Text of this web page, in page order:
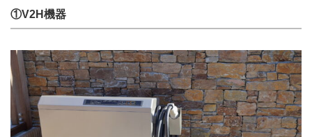
①V2H機器